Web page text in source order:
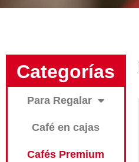
Categorías
Para Regalar
Café en cajas
Cafés Premium